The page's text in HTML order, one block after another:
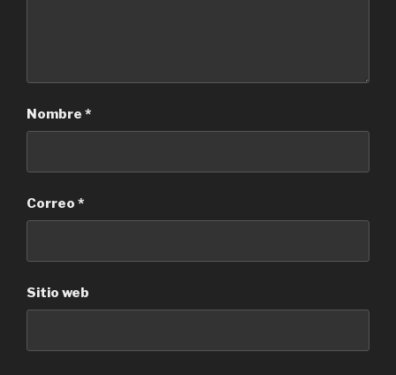
Nombre *
Correo *
Sitio web